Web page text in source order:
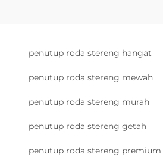
penutup roda stereng hangat
penutup roda stereng mewah
penutup roda stereng murah
penutup roda stereng getah
penutup roda stereng premium